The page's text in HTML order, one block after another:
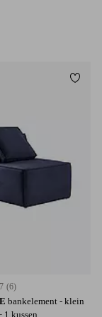
bankelement - klein
1 kussen
6 beoordelingen
(6)